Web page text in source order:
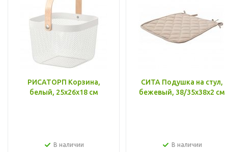
РИСАТОРП Корзина,
белый, 25x26x18 см
В наличии
СИТА Подушка на стул,
бежевый, 38/35x38x2 см
В наличии